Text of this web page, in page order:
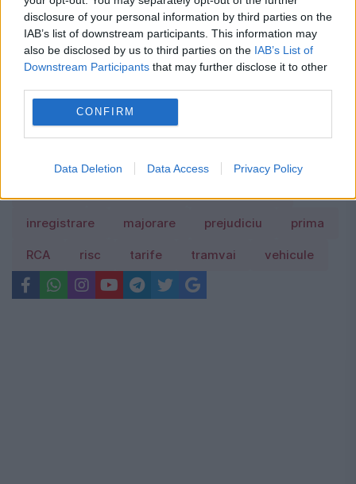
disclosure of your personal information by third parties on the
IAB’s list of downstream participants. This information may
also be disclosed by us to third parties on the IAB’s List of
Downstream Participants that may further disclose it to other
CONFIRM
Data Deletion Data Access Privacy Policy
Regula pe care mulți români din
străinătate nu o cunosc despre
contribuțiile la pensie
Constantinescu
inregistrare majorare prejudiciu prima
RCA risc tarife tramvai vehicule